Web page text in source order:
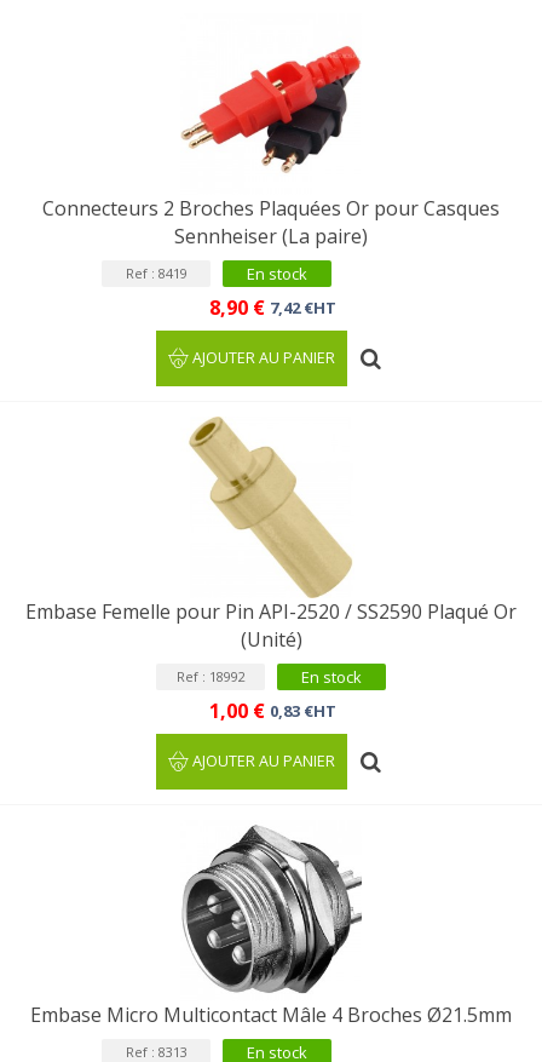
Connecteurs 2 Broches Plaquées Or pour Casques
Sennheiser (La paire)
Ref : 8419 En stock
8,90 € 7,42 €HT
AJOUTER AU PANIER
Embase Femelle pour Pin API-2520 / SS2590 Plaqué Or
(Unité)
Ref : 18992 En stock
1,00 € 0,83 €HT
AJOUTER AU PANIER
Embase Micro Multicontact Mâle 4 Broches Ø21.5mm
Ref : 8313 En stock